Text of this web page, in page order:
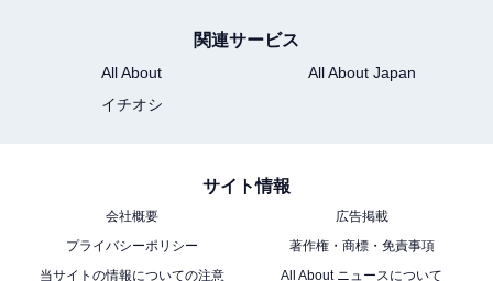
パッタイにおすすめの具材
ラ、もやしが挙げられているので、まずはそれらを準備
関連サービス
All About
All About Japan
イチオシ
サイト情報
会社概要
広告掲載
プライバシーポリシー
著作権・商標・免責事項
当サイトの情報についての注意
All About ニュースについて